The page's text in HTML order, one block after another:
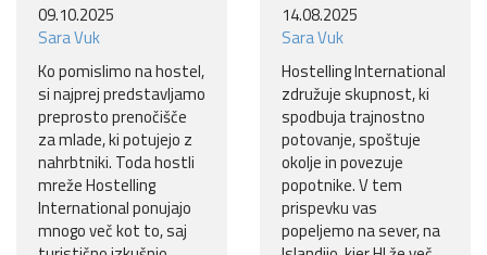
09.10.2025
Sara Vuk
Ko pomislimo na hostel,
si najprej predstavljamo
preprosto prenočišče
za mlade, ki potujejo z
nahrbtniki. Toda hostli
mreže Hostelling
International ponujajo
mnogo več kot to, saj
14.08.2025
Sara Vuk
Hostelling International
združuje skupnost, ki
spodbuja trajnostno
potovanje, spoštuje
okolje in povezuje
popotnike. V tem
prispevku vas
popeljemo na sever, na